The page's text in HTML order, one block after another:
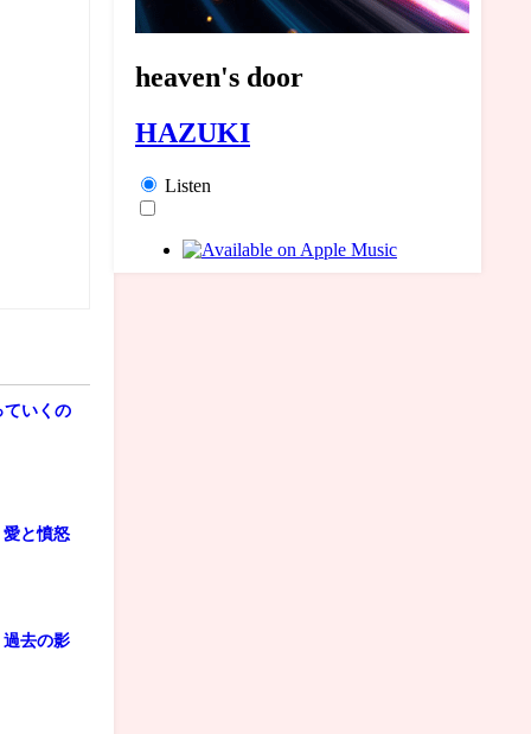
ていくの
と憤怒
去の影